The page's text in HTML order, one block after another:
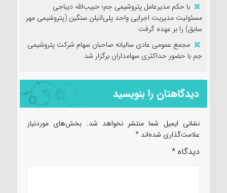
با حکم مدیرعامل پتروشیمی جم؛ حبیب‌الله دیباجی
مسئولیت مدیریت اجرایی واحد پلی‌اتیلن سنگین (پتروشیمی مهر
سابق) را بر عهده گرفت
مجمع عمومی عادی سالیانه صاحبان سهام شرکت پتروشیمی
جم با حضور حداکثری سهامداران برگزار شد
دیدگاهتان را بنویسید
نشانی ایمیل شما منتشر نخواهد شد. بخش‌های موردنیاز
علامت‌گذاری شده‌اند *
دیدگاه *